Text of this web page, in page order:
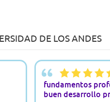
DE LOS ANDES
fundamentos
buen desarrollo